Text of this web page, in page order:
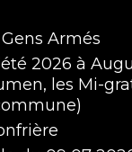
Armés
2026 à
les Mi-